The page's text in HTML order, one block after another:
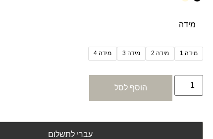
מידה
מידה 1 מידה 2 מידה 3 מידה 4
הוסף לסל
עברי לתשלום